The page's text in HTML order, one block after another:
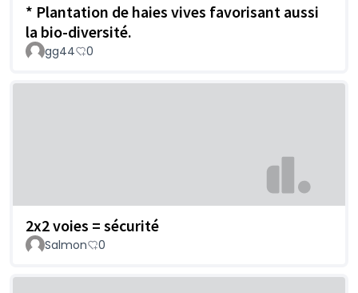
* Plantation de haies vives favorisant aussi
la bio-diversité.
gg44 0
2x2 voies = sécurité
Salmon 0